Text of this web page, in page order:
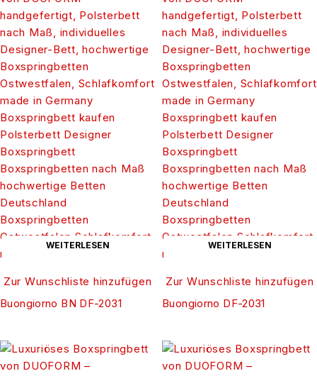
WEITERLESEN
Zur Wunschliste hinzufügen
Buongiorno BN DF-2031
WEITERLESEN
Zur Wunschliste hinzufügen
Buongiorno DF-2031